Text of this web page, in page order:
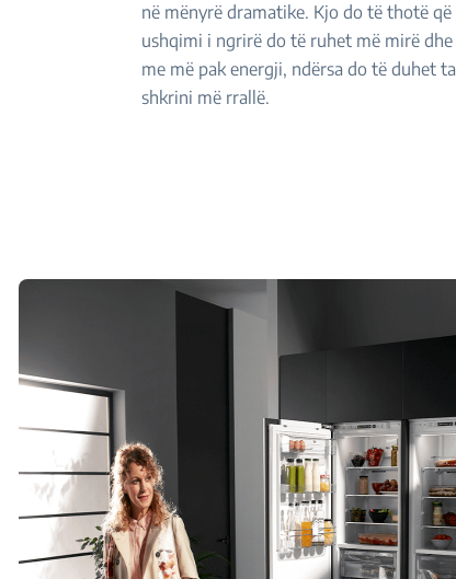
në mënyrë dramatike. Kjo do të thotë që
ushqimi i ngrirë do të ruhet më mirë dhe
me më pak energji, ndërsa do të duhet ta
shkrini më rrallë.